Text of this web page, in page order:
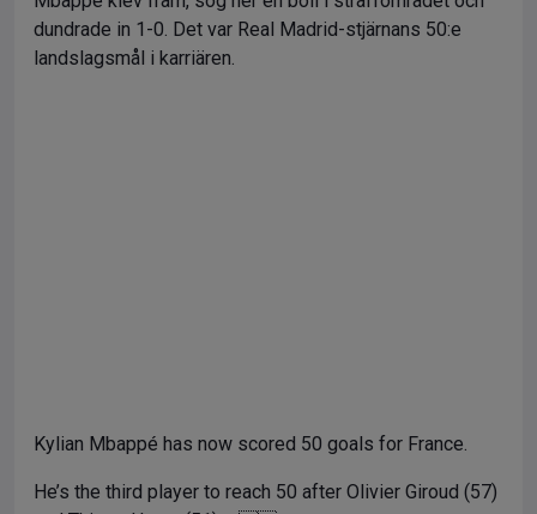
dundrade in 1-0. Det var Real Madrid-stjärnans 50:e
landslagsmål i karriären.
Kylian Mbappé has now scored 50 goals for France.
He’s the third player to reach 50 after Olivier Giroud (57)